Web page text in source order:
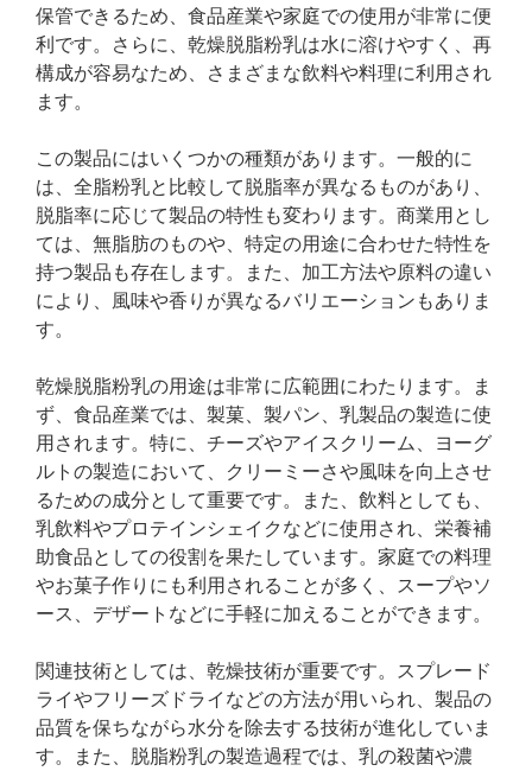
保管できるため、食品産業や家庭での使用が非常に便
利です。さらに、乾燥脱脂粉乳は水に溶けやすく、再
構成が容易なため、さまざまな飲料や料理に利用され
ます。
この製品にはいくつかの種類があります。一般的に
は、全脂粉乳と比較して脱脂率が異なるものがあり、
脱脂率に応じて製品の特性も変わります。商業用とし
ては、無脂肪のものや、特定の用途に合わせた特性を
持つ製品も存在します。また、加工方法や原料の違い
により、風味や香りが異なるバリエーションもありま
す。
乾燥脱脂粉乳の用途は非常に広範囲にわたります。ま
ず、食品産業では、製菓、製パン、乳製品の製造に使
用されます。特に、チーズやアイスクリーム、ヨーグ
ルトの製造において、クリーミーさや風味を向上させ
るための成分として重要です。また、飲料としても、
乳飲料やプロテインシェイクなどに使用され、栄養補
助食品としての役割を果たしています。家庭での料理
やお菓子作りにも利用されることが多く、スープやソ
ース、デザートなどに手軽に加えることができます。
関連技術としては、乾燥技術が重要です。スプレード
ライやフリーズドライなどの方法が用いられ、製品の
品質を保ちながら水分を除去する技術が進化していま
す。また、脱脂粉乳の製造過程では、乳の殺菌や濃